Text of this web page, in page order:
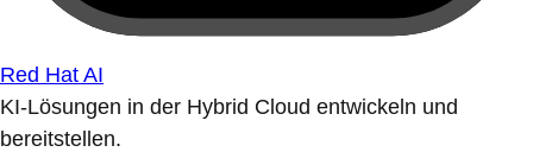
Red Hat AI
KI-Lösungen in der Hybrid Cloud entwickeln und
bereitstellen.